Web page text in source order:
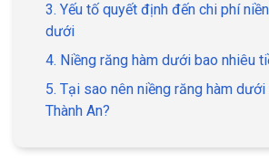
3. Yếu tố quyết định đến chi phí
dưới
4. Niềng răng hàm dưới bao nhiêu
5. Tại sao nên niềng răng hàm
Thành An?